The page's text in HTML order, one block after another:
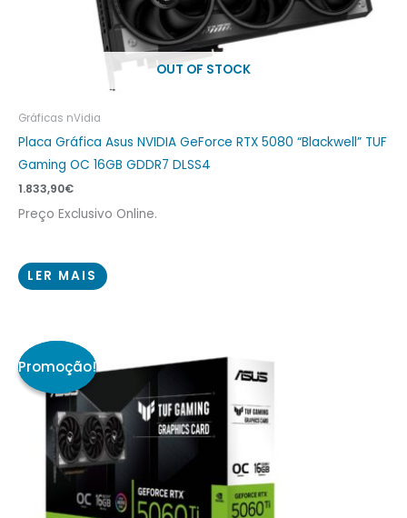
OUT OF STOCK
Gráficas nVidia
Placa Gráfica Asus NVIDIA GeForce RTX 5080 “Blackwell” TUF
Gaming OC 16GB GDDR7 DLSS4
1.833,90€
Preço Exclusivo Online.
LER MAIS
O
preço
original
era:
839,90€.
atual
805,90€.